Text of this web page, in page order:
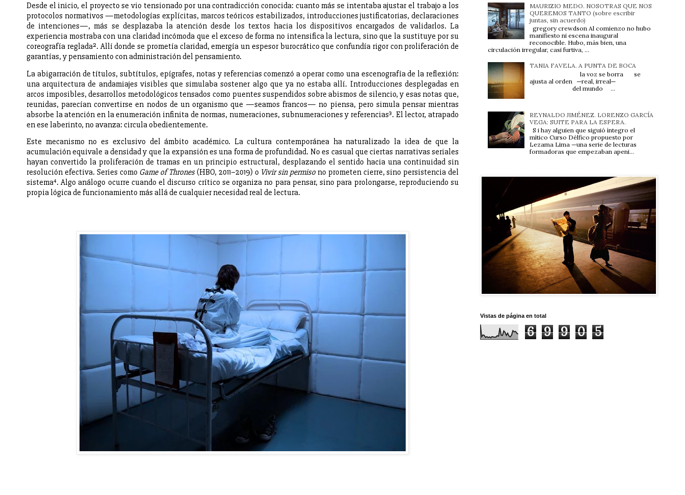
Desde el inicio, el proyecto se vio tensionado por una contradicción conocida: cuanto más se intentaba ajustar el trabajo a los
protocolos normativos —metodologías explícitas, marcos teóricos estabilizados, introducciones justificatorias, declaraciones
de intenciones—, más se desplazaba la atención desde los textos hacia los dispositivos encargados de validarlos. La
experiencia mostraba con una claridad incómoda que el exceso de forma no intensifica la lectura, sino que la sustituye por su
coreografía reglada². Allí donde se prometía claridad, emergía un espesor burocrático que confundía rigor con proliferación de
garantías, y pensamiento con administración del pensamiento.
La abigarración de títulos, subtítulos, epígrafes, notas y referencias comenzó a operar como una escenografía de la reflexión:
una arquitectura de andamiajes visibles que simulaba sostener algo que ya no estaba allí. Introducciones desplegadas en
arcos imposibles, desarrollos metodológicos tensados como puentes suspendidos sobre abismos de silencio, y esas notas que,
reunidas, parecían convertirse en nodos de un organismo que —seamos francos— no piensa, pero simula pensar mientras
absorbe la atención en la enumeración infinita de normas, numeraciones, subnumeraciones y referencias³. El lector, atrapado
en ese laberinto, no avanza: circula obedientemente.
Este mecanismo no es exclusivo del ámbito académico. La cultura contemporánea ha naturalizado la idea de que la
acumulación equivale a densidad y que la expansión es una forma de profundidad. No es casual que ciertas narrativas seriales
hayan convertido la proliferación de tramas en un principio estructural, desplazando el sentido hacia una continuidad sin
resolución efectiva. Series como Game of Thrones(HBO, 2011–2019) o Vivir sin permisono prometen cierre, sino persistencia del
sistema⁴. Algo análogo ocurre cuando el discurso crítico se organiza no para pensar, sino para prolongarse, reproduciendo su
propia lógica de funcionamiento más allá de cualquier necesidad real de lectura.
MAURIZIO MEDO. NOSOTRAS QUE NOS
QUEREMOS TANTO (sobre escribir
juntas, sin acuerdo)
gregory crewdson Al comienzo no hubo
manifiesto ni escena inaugural
reconocible. Hubo, más bien, una
circulación irregular, casi furtiva, ...
TANIA FAVELA. A PUNTA DE BOCA
la voz se borra se
ajusta al orden ─real, irreal─
del mundo ...
REYNALDO JIMÉNEZ. LORENZO GARCÍA
VEGA: SUITE PARA LA ESPERA.
S i hay alguien que siguió íntegro el
mítico Curso Délfico propuesto por
Lezama Lima —una serie de lecturas
formadoras que empezaban apeni...
Vistas de página en total
6 9 9 0 5